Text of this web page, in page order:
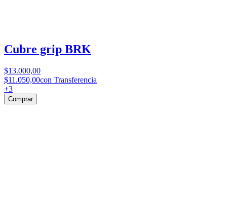
Cubre grip BRK
$13.000,00
$11.050,00con Transferencia
+3
Comprar